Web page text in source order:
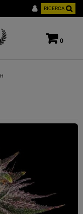
RICERCA
0